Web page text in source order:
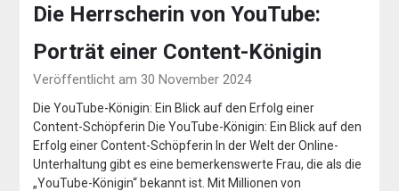
Die Herrscherin von YouTube:
Porträt einer Content-Königin
Veröffentlicht am 30 November 2024
Die YouTube-Königin: Ein Blick auf den Erfolg einer
Content-Schöpferin Die YouTube-Königin: Ein Blick auf den
Erfolg einer Content-Schöpferin In der Welt der Online-
Unterhaltung gibt es eine bemerkenswerte Frau, die als die
„YouTube-Königin“ bekannt ist. Mit Millionen von